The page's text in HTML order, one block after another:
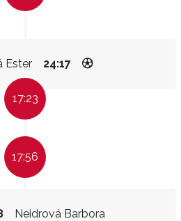
Ester 24:17
17:23
17:56
Neidrová Barbora